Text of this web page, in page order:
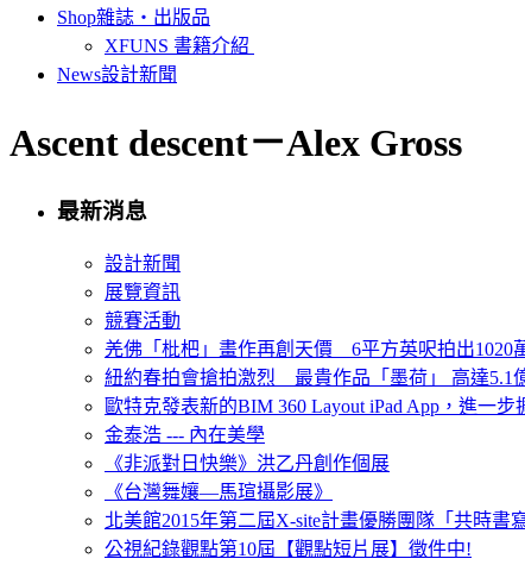
Shop雜誌‧出版品
XFUNS 書籍介紹
News設計新聞
Ascent descent－Alex Gross
最新消息
設計新聞
展覽資訊
競賽活動
羌佛「枇杷」畫作再創天價 6平方英呎拍出1020
紐約春拍會搶拍激烈 最貴作品「墨荷」 高達5.1
歐特克發表新的BIM 360 Layout iPad App，進一步
金泰浩 --- 內在美學
《非派對日快樂》洪乙丹創作個展
《台灣舞孃—馬瑄攝影展》
北美館2015年第二屆X-site計畫優勝團隊「共時書
公視紀錄觀點第10屆【觀點短片展】徵件中!